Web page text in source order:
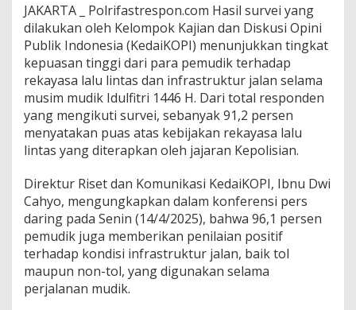
JAKARTA _ Polrifastrespon.com Hasil survei yang
dilakukan oleh Kelompok Kajian dan Diskusi Opini
Publik Indonesia (KedaiKOPI) menunjukkan tingkat
kepuasan tinggi dari para pemudik terhadap
rekayasa lalu lintas dan infrastruktur jalan selama
musim mudik Idulfitri 1446 H. Dari total responden
yang mengikuti survei, sebanyak 91,2 persen
menyatakan puas atas kebijakan rekayasa lalu
lintas yang diterapkan oleh jajaran Kepolisian.
Direktur Riset dan Komunikasi KedaiKOPI, Ibnu Dwi
Cahyo, mengungkapkan dalam konferensi pers
daring pada Senin (14/4/2025), bahwa 96,1 persen
pemudik juga memberikan penilaian positif
terhadap kondisi infrastruktur jalan, baik tol
maupun non-tol, yang digunakan selama
perjalanan mudik.